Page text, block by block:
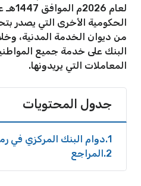
لعام
الحكومية الأخرى التي يصدر
من ديوان الخدمة المدنية،
البنك على خدمة جميع
المعاملات التي يريدونها.
جدول المحتويات
1 دوام البنك المركزي في رمضان 2026
2 المراجع